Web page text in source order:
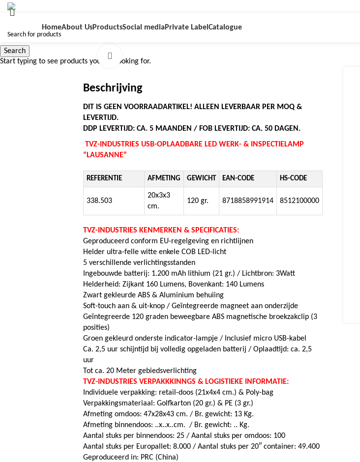
HomeAbout UsProductsSocial media Private Label Catalogue
Beschrijving
DIT IS GEEN VOORRAADARTIKEL! ALLEEN LEVERBAAR PER MOQ &
LEVERTIJD.
DDP LEVERTIJD: CA. 5 MAANDEN / FOB LEVERTIJD: CA. 50 DAGEN.
TVZ-INDUSTRIES USB-OPLAADBARE LED WERK- & INSPECTIELAMP
“LAUSANNE”
REFERENTIE AFMETING GEWICHT EAN-CODE HS-CODE
338.503
20x3x3
cm.
120 gr. 8718858991914 8512100000
TVZ-INDUSTRIES KENMERKEN & SPECIFICATIES:
Geproduceerd conform EU-regelgeving en richtlijnen
Helder ultra-felle witte enkele COB LED-licht
5 verschillende verlichtingsstanden
Ingebouwde batterij: 1.200 mAh lithium (21 gr.) / Lichtbron: 3Watt
Helderheid: Zijkant 160 Lumens, Bovenkant: 140 Lumens
Zwart gekleurde ABS & Aluminium behuiing
Soft-touch aan & uit-knop / Geïntegreerde magneet aan onderzijde
Geïntegreerde 120 graden beweegbare ABS magnetische broekzakclip (3
posities)
Groen gekleurd onderste indicator-lampje / Inclusief micro USB-kabel
Ca. 2,5 uur schijntijd bij volledig opgeladen batterij / Oplaadtijd: ca. 2,5
uur
Tot ca. 20 Meter gebiedsverlichting
TVZ-INDUSTRIES VERPAKKKINNGS & LOGISTIEKE INFORMATIE:
Individuele verpakking: retail-doos (21x4x4 cm.) & Poly-bag
Verpakkingsmateriaal: Golfkarton (20 gr.) & PE (3 gr.)
Afmeting omdoos: 47x28x43 cm. / Br. gewicht: 13 Kg.
Afmeting binnendoos: ..x..x..cm. / Br. gewicht: .. Kg.
Aantal stuks per binnendoos: 25 / Aantal stuks per omdoos: 100
Aantal stuks per Europallet: 8.000 / Aantal stuks per 20″ container: 49.400
Geproduceerd in: PRC (China)
Search
Start typing to see products you are looking for.